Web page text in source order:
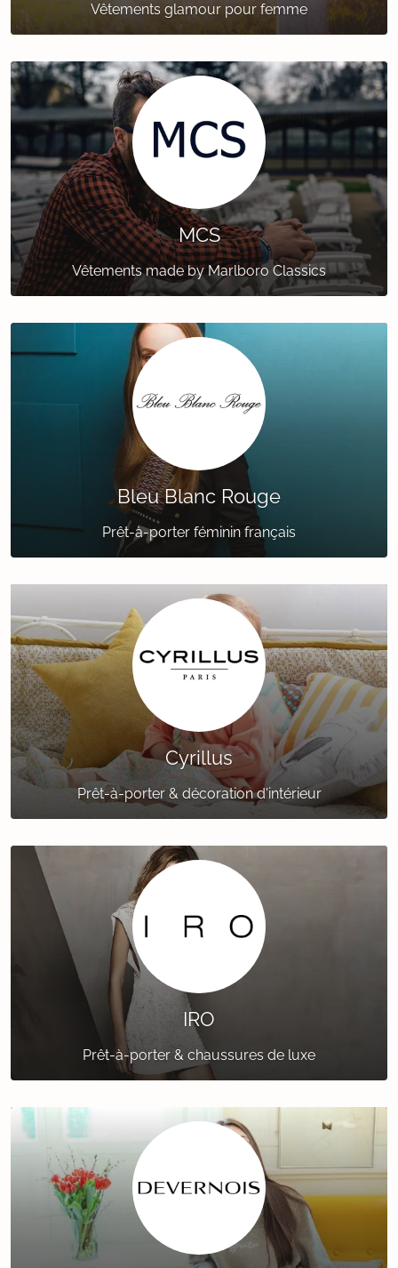
Vêtements glamour pour femme
MCS
Vêtements made by Marlboro Classics
Bleu Blanc Rouge
Prêt-à-porter féminin français
Cyrillus
Prêt-à-porter & décoration d'intérieur
IRO
Prêt-à-porter & chaussures de luxe